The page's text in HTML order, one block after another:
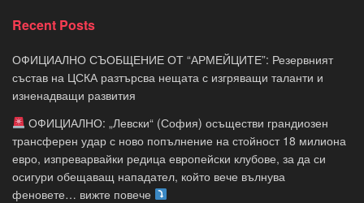
Recent Posts
ОФИЦИАЛНО СЪОБЩЕНИЕ ОТ “АРМЕЙЦИТЕ”: Резервният
състав на ЦСКА разтърсва нещата с изгряващи таланти и
изненадващи развития
ОФИЦИАЛНО: „Левски“ (София) осъществи грандиозен
трансферен удар с ново попълнение на стойност 18 милиона
евро, изпреварвайки редица европейски клубове, за да си
осигури обещаващ нападател, който вече вълнува
феновете… вижте повече